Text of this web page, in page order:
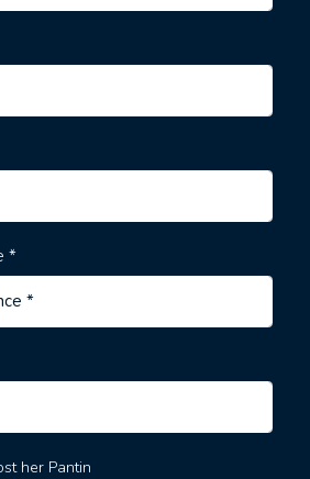
*
her Pantin